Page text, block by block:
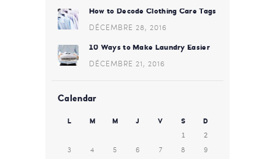
How to Decode Clothing Care Tags
DÉCEMBRE 28, 2016
10 Ways to Make Laundry Easier
DÉCEMBRE 21, 2016
Calendar
L M M J V S
D
1
2
3 4 5 6 7 8
9